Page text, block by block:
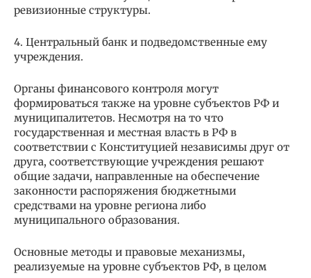
ревизионные структуры.
4. Центральный банк и подведомственные ему
учреждения.
Органы финансового контроля могут
формироваться также на уровне субъектов РФ и
муниципалитетов. Несмотря на то что
государственная и местная власть в РФ в
соответствии с Конституцией независимы друг от
друга, соответствующие учреждения решают
общие задачи, направленные на обеспечение
законности распоряжения бюджетными
средствами на уровне региона либо
муниципального образования.
Основные методы и правовые механизмы,
реализуемые на уровне субъектов РФ, в целом